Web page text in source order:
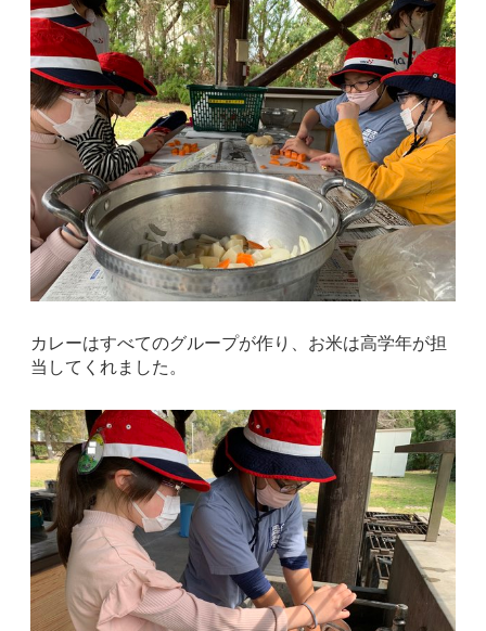
カレーはすべてのグループが作り、お米は高学年が担
当してくれました。